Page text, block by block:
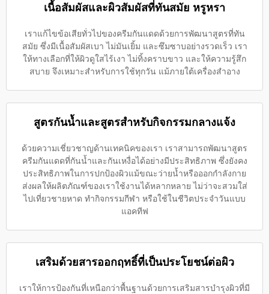
เนื้อสัมผัสและผิวสัมผัสที่ทันสมัย หรูหรา
เราแก้ไขข้อเสียทั่วไปของครีมกันแดดด้วยการพัฒนาสูตรที่ทัน
สมัย ซึ่งมีเนื้อสัมผัสเบา ไม่มันเยิ้ม และซึมซาบอย่างรวดเร็ว เรา
ให้ทางเลือกที่ให้ผิวดูใสไร้เงา ไม่ทิ้งคราบขาว และให้ความรู้สึก
สบาย จึงเหมาะสำหรับการใช้ทุกวัน แม้ภายใต้เครื่องสำอาง
สูตรกันน้ำและสูตรสำหรับกิจกรรมกลางแจ้ง
ด้วยความเชี่ยวชาญด้านเทคนิคของเรา เราสามารถพัฒนาสูตร
ครีมกันแดดที่กันน้ำและกันเหงื่อได้อย่างมีประสิทธิภาพ ซึ่งยังคง
ประสิทธิภาพในการปกป้องผิวแม้ขณะว่ายน้ำหรือออกกำลังกาย
ส่งผลให้ผลิตภัณฑ์ของเราใช้งานได้หลากหลาย ไม่ว่าจะสวมใส่
ไปเที่ยวชายหาด ทำกิจกรรมกีฬา หรือใช้ในชีวิตประจำวันแบบ
แอคทีฟ
เสริมด้วยสารออกฤทธิ์ที่เป็นประโยชน์ต่อผิว
เราให้การป้องกันที่เหนือกว่าพื้นฐานด้วยการเสริมสารบำรุงผิวที่มี